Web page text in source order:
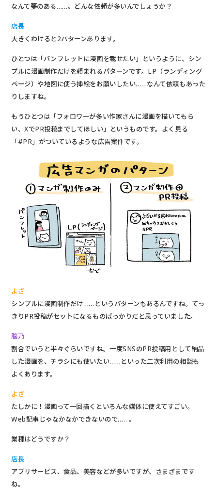
なんて夢のある……。どんな依頼が多いんでしょうか？
店長
大きくわけると2パターンあります。
ひとつは「パンフレットに漫画を載せたい」というように、シン
プルに漫画制作だけを頼まれるパターンです。LP（ランディング
ページ）や地図に使う挿絵をお願いしたい……なんて依頼もあった
りしますね。
もうひとつは「フォロワーが多い作家さんに漫画を描いてもら
い、XでPR投稿までしてほしい」というものです。よく見る
「#PR」がついているような広告案件です。
よざ
シンプルに漫画制作だけ……というパターンもあるんですね。てっ
きりPR投稿がセットになるものばっかりだと思っていました。
脳乃
割合でいうと半々ぐらいですね。一度SNSのPR投稿用として納品
した漫画を、チラシにも使いたい……といった二次利用の相談も
よくあります。
よざ
たしかに！漫画って一回描くといろんな媒体に使えてすごい。
Web記事じゃなかなかできないので……。
業種はどうですか？
店長
アプリサービス、食品、美容などが多いですが、さまざまです
ね。